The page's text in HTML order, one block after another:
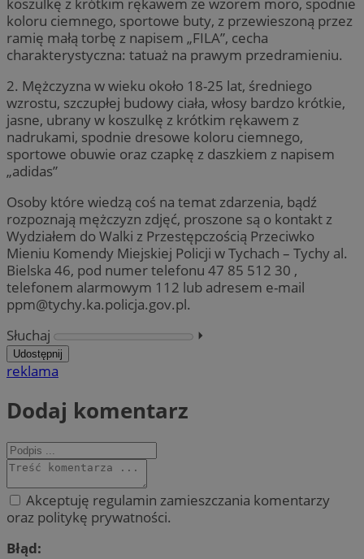
koloru ciemnego, sportowe buty, z przewieszoną przez
ramię małą torbę z napisem „FILA”, cecha
charakterystyczna: tatuaż na prawym przedramieniu.
2. Mężczyzna w wieku około 18-25 lat, średniego
wzrostu, szczupłej budowy ciała, włosy bardzo krótkie,
jasne, ubrany w koszulkę z krótkim rękawem z
nadrukami, spodnie dresowe koloru ciemnego,
sportowe obuwie oraz czapkę z daszkiem z napisem
„adidas”
Osoby które wiedzą coś na temat zdarzenia, bądź
rozpoznają mężczyzn zdjęć, proszone są o kontakt z
Wydziałem do Walki z Przestępczością Przeciwko
Mieniu Komendy Miejskiej Policji w Tychach – Tychy al.
Bielska 46, pod numer telefonu 47 85 512 30 ,
telefonem alarmowym 112 lub adresem e-mail
ppm@tychy.ka.policja.gov.pl.
Słuchaj
⏵︎
Udostępnij
reklama
Dodaj komentarz
Akceptuję regulamin zamieszczania komentarzy
oraz politykę prywatności.
Błąd: